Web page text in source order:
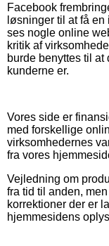
Facebook
løsninger til at få
ses nogle online
kritik af
burde benyttes til
kunderne er.
Vores side er
med forskellige
virksomhedernes
fra vores
Vejledning om
fra tid til anden,
korrektioner der er
hjemmesidens